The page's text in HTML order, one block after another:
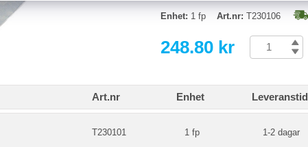
Enhet: 1 fp Art.nr: T230106
248.80 kr
Art.nr Enhet Leveranstid
T230101 1 fp 1-2 dagar